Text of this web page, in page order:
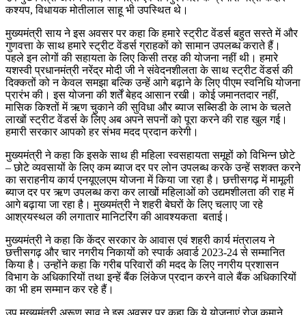
कश्यप, विधायक मोतीलाल साहू भी उपस्थित थे।
मुख्यमंत्री साय ने इस अवसर पर कहा कि हमारे स्ट्रीट वेंडर्स बहुत सस्ते में और
गुणवत्ता के साथ हमारे स्ट्रीट वेंडर्स ग्राहकों को सामान उपलब्ध कराते हैं।
पहले इन लोगों की सहायता के लिए किसी तरह की योजना नहीं थी। हमारे
यशस्वी प्रधानमंत्री नरेंद्र मोदी जी ने संवेदनशीलता के साथ स्ट्रीट वेंडर्स की
दिक्कतों को न केवल समझा बल्कि उन्हें आगे बढ़ाने के लिए पीएम स्वनिधि योजना
प्रारंभ की। इस योजना की शर्तें बेहद आसान रखी। कोई जमानतदार नहीं,
मासिक किश्तों में ऋण चुकाने की सुविधा और ब्याज सब्सिडी के लाभ के चलते
लाखों स्ट्रीट वेंडर्स के लिए अब अपने सपनों को पूरा करने की राह खुल गई।
हमारी सरकार आपको हर संभव मदद प्रदान करेगी।
मुख्यमंत्री ने कहा कि इसके साथ ही महिला स्वसहायता समूहों को विभिन्न छोटे
– छोटे व्यवसायों के लिए कम ब्याज दर पर लोन उपलब्ध करके उन्हें सशक्त करने
का सराहनीय कार्य एनयूएलएम योजना में किया जा रहा है। छत्तीसगढ़ में मामूली
ब्याज दर पर ऋण उपलब्ध करा कर लाखों महिलाओं को उद्यमशीलता की राह में
आगे बढ़ाया जा रहा है। मुख्यमंत्री ने शहरी बेघरों के लिए चलाए जा रहे
आश्रयस्थल की लगातार मानिटरिंग की आवश्यकता बताई।
मुख्यमंत्री ने कहा कि केंद्र सरकार के आवास एवं शहरी कार्य मंत्रालय ने
छत्तीसगढ़ और चार नगरीय निकायों को स्पार्क अवार्ड 2023-24 से सम्मानित
किया है। उन्होंने कहा कि गरीब परिवारों की मदद के लिए नगरीय प्रशासन
विभाग के अधिकारियों तथा इन्हें बैंक लिंकेज प्रदान करने वाले बैंक अधिकारियों
का भी हम सम्मान कर रहे हैं।
उप मुख्यमंत्री अरूण साव ने इस अवसर पर कहा कि ये योजनाएं रोज कमाने